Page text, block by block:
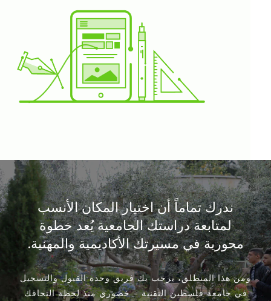
ندرك تماماً أن اختيار المكان الأنسب
لمتابعة دراستك الجامعية يُعد خطوة
محورية في مسيرتك الأكاديمية والمهنية.
ومن هذا المنطلق، يرحب بك فريق وحدة القبول والتسجيل
في جامعة فلسطين التقنية – خضوري منذ لحظة التحاقك